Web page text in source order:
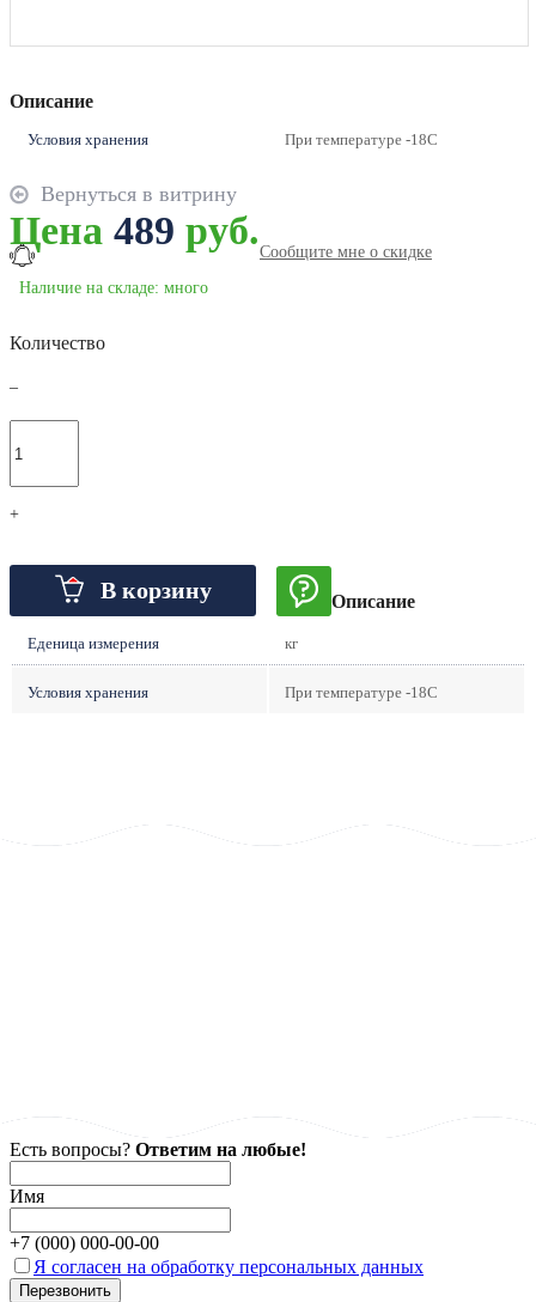
Описание
Условия хранения При температуре -18С
Вернуться в витрину
Цена 489 руб.Сообщите мне о скидке
Наличие на складе: много
Количество
–
+
В корзину Описание
Еденица измерения кг
Условия хранения При температуре -18С
Есть вопросы? Ответим на любые!
Имя
+7 (000) 000-00-00
Я согласен на обработку персональных данных